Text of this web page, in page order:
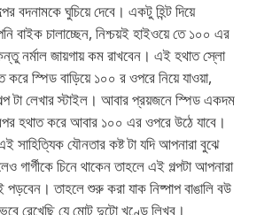
বদনামকে ঘুচিয়ে দেবে। একটু হিন্ট দিয়ে
বাইক চালাচ্ছেন, নিশ্চয়ই হাইওয়ে তে ১০০ এর
নর্মাল জায়গায় কম রাখবেন। এই হথাত স্লো
করে স্পিড বাড়িয়ে ১০০ র ওপরে নিয়ে যাওয়া,
টা লেখার স্টাইল। আবার প্রয়জনে স্পিড একদম
হথাত করে আবার ১০০ এর ওপরে উঠে যাবে।
সাহিত্যিক যৌনতার কষ্ট টা যদি আপনারা বুঝে
গার্গীকে চিনে থাকেন তাহলে এই গল্পটা আপনারা
তাহলে শুরু করা যাক নিষ্পাপ বাঙালি বউ
রেখেছি যে মোট দুটো খণ্ডে লিখব।